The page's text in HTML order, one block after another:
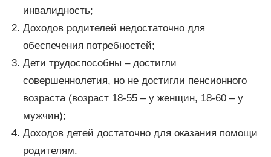
инвалидность;
Доходов родителей недостаточно для
обеспечения потребностей;
Дети трудоспособны – достигли
совершеннолетия, но не достигли пенсионного
возраста (возраст 18-55 – у женщин, 18-60 – у
мужчин);
Доходов детей достаточно для оказания помощи
родителям.